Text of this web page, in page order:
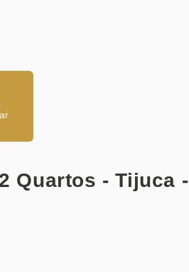
Quartos - Tijuca -